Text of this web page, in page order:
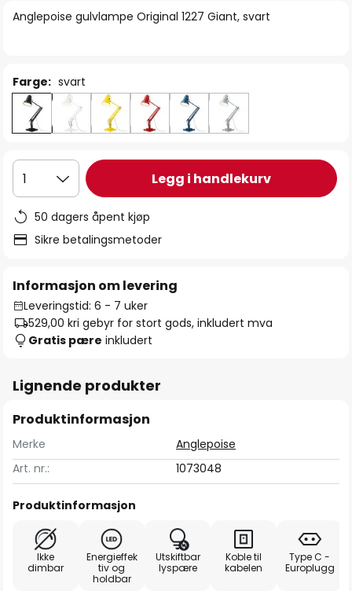
bildegalleri
Anglepoise gulvlampe Original 1227 Giant, svart
Farge: svart
1 Legg i handlekurv
50 dagers åpent kjøp
Sikre betalingsmetoder
Informasjon om levering
Leveringstid: 6 - 7 uker
529,00 kri gebyr for stort gods, inkludert mva
Gratis pære inkludert
Lignende produkter
Produktinformasjon
Merke
Anglepoise
Art. nr.:
1073048
Produktinformasjon
Ikke
dimbar
Energieffek
tiv og
holdbar
Utskiftbar
lyspære
Koble til
kabelen
Type C -
Europlugg